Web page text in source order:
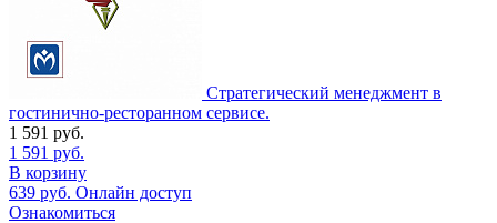
Стратегический менеджмент в
гостинично-ресторанном сервисе.
1 591 руб.
1 591 руб.
В корзину
639 руб. Онлайн доступ
Ознакомиться